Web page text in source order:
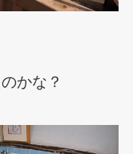
かな？